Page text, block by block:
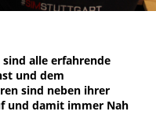
alle erfahrende
und dem
sind neben ihrer
und damit immer Nah